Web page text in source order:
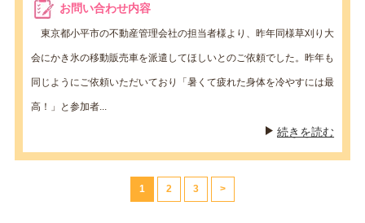
お問い合わせ内容
東京都小平市の不動産管理会社の担当者様より、昨年同様草刈り大
会にかき氷の移動販売車を派遣してほしいとのご依頼でした。昨年も
同じようにご依頼いただいており「暑くて疲れた身体を冷やすには最
高！」と参加者...
続きを読む
1 2 3 >